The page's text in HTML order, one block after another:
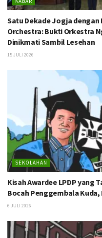
Satu Dekade Jogja dengan
Orchestra: Bukti Orkestra
Dinikmati Sambil Lesehan
15 JULI 2026
SEKOLAHAN
Kisah Awardee LPDP yang
Bocah Penggembala Kuda,
6 JULI 2026